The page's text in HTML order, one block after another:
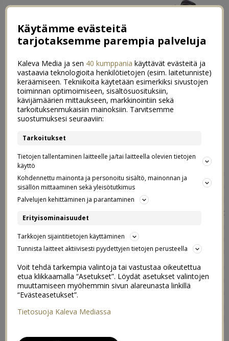
Luukku 14: Meidän piparkakkutalo
2022
Niinhän siinä kävi, että tänä vuonna me päätettiin tehdä
sittenkin viime vuoden kasvihuone uudelleen. Mietittiin
myös jouluista autoa, mutta se tuntui juuri nyt liian
haastavalta ja aikaa vievältä, tämä joulukuu on ollut
jotenkin vielä tavallistakin täydempi. Juuri eilen sanoin
ystäville illallisella, että tänä vuonna sen on vasta
huomannut kunnolla, että meillä oikeasti on neljä lasta!
Tai ehkä vaan korona päättyi ja siksi kaikki viikonloput ja
illat ovat taas täynnä. Mutta noh, anyway, halusin päästä
nyt piparkakkutalon kanssa helpolla ja tehdä jotain
”lasipinnoistaan” huolimatta melko simppeli tehdä. Tai
Käytämme evästeitä
tarjotaksemme parempia palveluja
Kaleva Media ja sen 40 kumppania käyttävät evästeitä ja
vastaavia teknologioita henkilötietojen (esim. laitetunniste)
keräämiseen. Tekniikoita käytetään esimerkiksi sivustojen
toiminnan optimoimiseen, sisältösuosituksiin,
kävijämäärien mittaukseen, markkinointiin sekä
tarkoituksenmukaisiin mainoksiin. Tarvitsemme
suostumuksesi seuraaviin:
Tarkoitukset
Tietojen tallentaminen laitteelle ja/tai laitteella olevien tietojen
käyttö
Kohdennettu mainonta ja personoitu sisältö, mainonnan ja
sisällön mittaaminen sekä yleisötutkimus
Palvelujen kehittäminen ja parantaminen
Erityisominaisuudet
Tarkkojen sijaintitietojen käyttäminen
Tunnista laitteet aktiivisesti pyydettyjen tietojen perusteella
Voit tehdä tarkempia valintoja tai vastustaa oikeutettua
etua klikkaamalla “Asetukset”. Löydät asetukset valintojen
muuttamiseen myöhemmin sivun alareunasta linkillä
“Evästeasetukset”.
Tietosuoja Kaleva Mediassa